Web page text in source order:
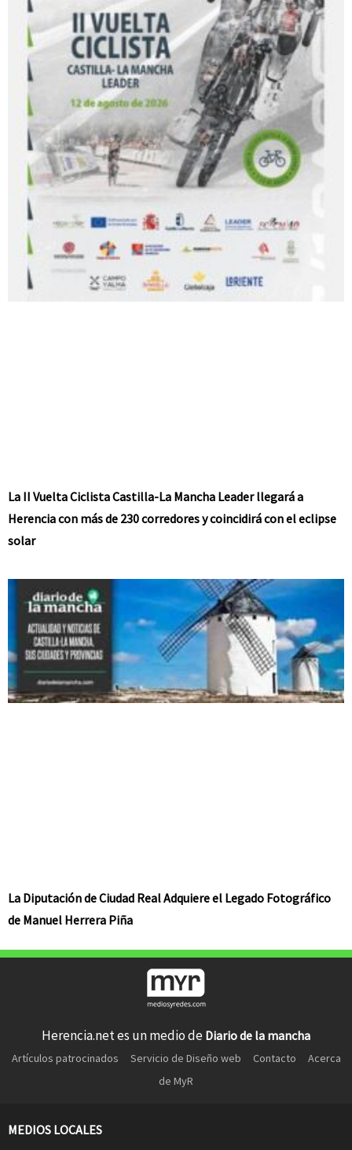
La II Vuelta Ciclista Castilla-La Mancha Leader llegará a
Herencia con más de 230 corredores y coincidirá con el eclipse
solar
La Diputación de Ciudad Real Adquiere el Legado Fotográfico
de Manuel Herrera Piña
Herencia.net es un medio de Diario de la mancha
Artículos patrocinados Servicio de Diseño web Contacto
Acerca
de MyR
MEDIOS LOCALES